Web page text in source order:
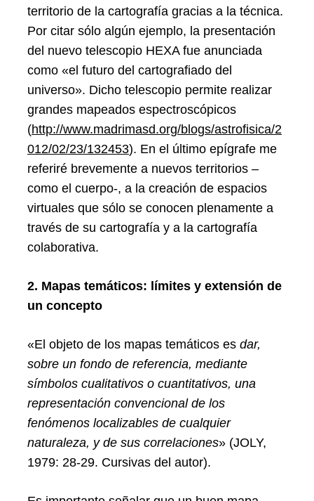
territorio de la cartografía gracias a la técnica.
Por citar sólo algún ejemplo, la presentación
del nuevo telescopio HEXA fue anunciada
como «el futuro del cartografiado del
universo». Dicho telescopio permite realizar
grandes mapeados espectroscópicos
(http://www.madrimasd.org/blogs/astrofisica/2
012/02/23/132453). En el último epígrafe me
referiré brevemente a nuevos territorios –
como el cuerpo-, a la creación de espacios
virtuales que sólo se conocen plenamente a
través de su cartografía y a la cartografía
colaborativa.
2. Mapas temáticos: límites y extensión de
un concepto
«El objeto de los mapas temáticos es dar,
sobre un fondo de referencia, mediante
símbolos cualitativos o cuantitativos, una
representación convencional de los
fenómenos localizables de cualquier
naturaleza, y de sus correlaciones» (JOLY,
1979: 28-29. Cursivas del autor).